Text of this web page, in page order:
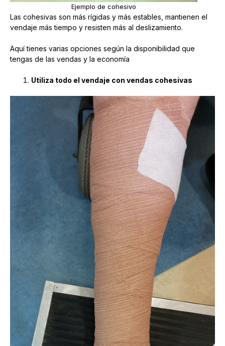
Ejemplo de cohesivo
Las cohesivas son más rígidas y más estables, mantienen el
vendaje más tiempo y resisten más al deslizamiento.
Aquí tienes varias opciones según la disponibilidad que
tengas de las vendas y la economía
Utiliza todo el vendaje con vendas cohesivas